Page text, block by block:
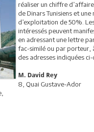
réaliser un chiffre
de Dinars Tunisiens et
d’exploitation de 50%.
intéressés peuvent
en adressant une lettre
fac-similé ou par porteur,
des adresses indiquées ci-
M. David Rey
8, Quai Gustave-Ador